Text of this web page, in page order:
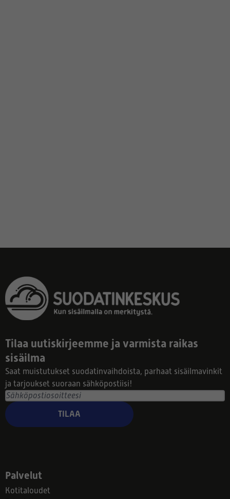
Tilaa uutiskirjeemme ja varmista raikas
sisäilma
Saat muistutukset suodatinvaihdoista, parhaat sisäilmavinkit
ja tarjoukset suoraan sähköpostiisi!
TILAA
Palvelut
Kotitaloudet